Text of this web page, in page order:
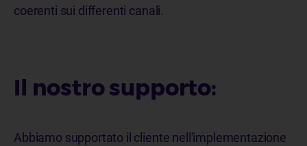
coerenti sui differenti canali.
Il nostro supporto:
Abbiamo supportato il cliente nell'implementazione